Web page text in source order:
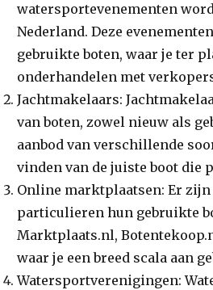
watersportevenementen
Nederland. Deze
gebruikte boten, waar je ter
onderhandelen met
Jachtmakelaars:
van boten, zowel nieuw als
aanbod van verschillende
vinden van de juiste boot die
Online marktplaatsen: Er
particulieren hun gebruikte
Marktplaats.nl,
waar je een breed scala aan
Watersportverenigingen: